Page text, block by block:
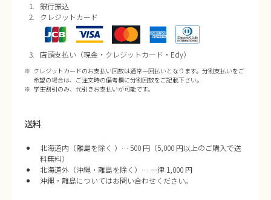
銀行振込
クレジットカード
店頭支払い（現金・クレジットカード・Edy）
クレジットカードのお支払い回数は通常一回払いとなります。分割支払いをご
希望の場合は、ご注文時の備考欄に分割回数をご記載下さい。
学生割引のみ、代引きお支払いが可能です。
送料
北海道内（離島を除く ）… 500 円（5,000 円以上のご購入で送
料無料）
北海道外（沖縄・離島を除く）… 一律 1,000 円
沖縄・離島についてはお問い合わせください。